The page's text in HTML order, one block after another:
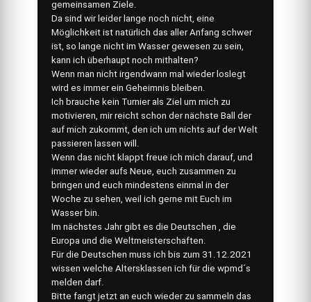
gemeinsamen Ziele.
Da sind wir leider lange noch nicht, eine
Möglichkeit ist natürlich das aller Anfang schwer
ist, so lange nicht im Wasser gewesen zu sein,
kann ich überhaupt noch mithalten?
Wenn man nicht irgendwann mal wieder loslegt
wird es immer ein Geheimnis bleiben.
Ich brauche kein Turnier als Ziel um mich zu
motivieren, mir reicht schon der nächste Ball der
auf mich zukommt, den ich um nichts auf der Welt
passieren lassen will.
Wenn das nicht klappt freue ich mich darauf, und
immer wieder aufs Neue, euch zusammen zu
bringen und euch mindestens einmal in der
Woche zu sehen, weil ich gerne mit Euch im
Wasser bin.
Im nächstes Jahr gibt es die Deutschen , die
Europa und die Weltmeisterschaften.
Für die Deutschen muss ich bis zum 31.12.2021
wissen welche Altersklassen ich für die wpmd´s
melden darf.
Bitte fangt jetzt an euch wieder zu sammeln das